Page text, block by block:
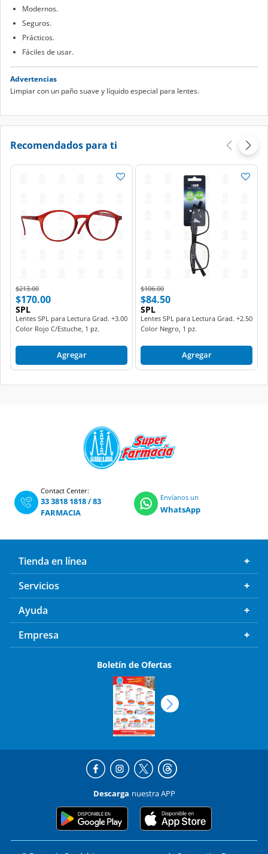
Modernos.
Seguros.
Prácticos.
Fáciles de usar.
Advertencias
Limpiar con un paño suave y líquido especial para lentes.
Recomendados para ti
Price reduced from
$213.00to
$170.00
SPL
Lentes SPL para Lectura Grad. +3.00
Color Rojo C/Estuche, 1 pz.
Agregar
Price reduced from
$106.00to
$84.50
SPL
Lentes SPL para Lectura Grad. +2.50
Color Negro, 1 pz.
Agregar
Contact Center:
33 3818 1818/83
FARMACIA
Envíanos un
WhatsApp
Tienda en línea
Servicios
Ayuda
Empresa
Boletín de Ofertas
Descarga nuestra APP